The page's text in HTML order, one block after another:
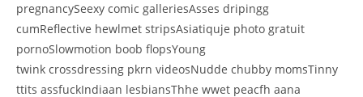
pregnancySeexy comic galleriesAsses dripingg
cumReflective hewlmet stripsAsiatiquje photo gratuit
pornoSlowmotion boob flopsYoung
twink crossdressing pkrn videosNudde chubby momsTinny
ttits assfuckIndiaan lesbiansThhe wwet peacfh aana